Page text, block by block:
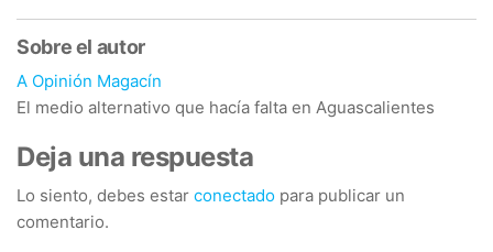
Sobre el autor
A Opinión Magacín
El medio alternativo que hacía falta en Aguascalientes
Deja una respuesta
Lo siento, debes estar conectado para publicar un
comentario.